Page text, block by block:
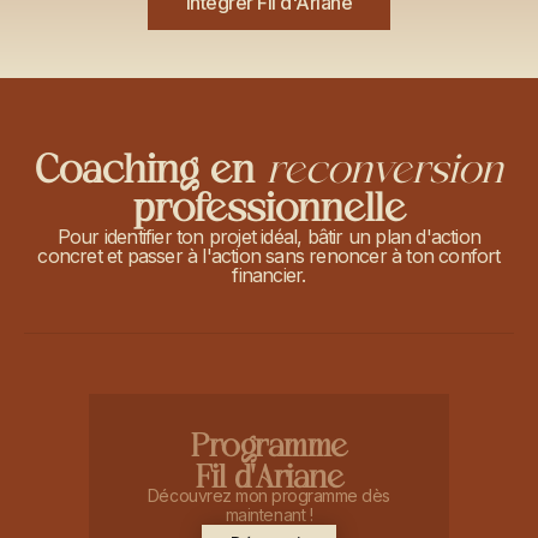
Coaching en reconversion
professionnelle
Pour identifier ton projet idéal, bâtir un plan d'action
concret et passer à l'action sans renoncer à ton confort
financier.
Programme
Fil d'Ariane
Découvrez mon programme dès
maintenant !